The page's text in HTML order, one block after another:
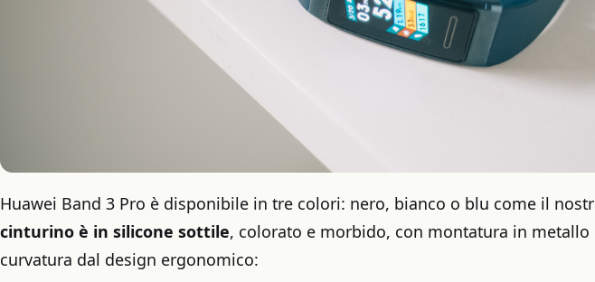
Huawei Band 3 Pro è disponibile in tre colori: nero, bianco o blu come il
cinturino è in silicone sottile, colorato e morbido, con montatura in metallo
curvatura dal design ergonomico: